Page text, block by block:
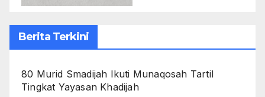
Berita Terkini
80 Murid Smadijah Ikuti Munaqosah Tartil
Tingkat Yayasan Khadijah